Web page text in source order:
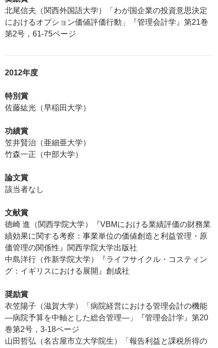
北尾信夫（関西外国語大学）「わが国企業の投資意思決定
におけるオプション価値評価行動」『管理会計学』第21巻
第2号，61-75ページ
2012年度
特別賞
佐藤紘光（早稲田大学）
功績賞
笠井賢治（亜細亜大学）
竹森一正（中部大学）
論文賞
該当者なし
文献賞
徳崎 進（関西学院大学）『VBMにおける業績評価の財務業
績効果に関する考察：事業単位の価値創造と利益管理・原
価管理の関係性』関西学院大学出版社
中島洋行（作新学院大学）『ライフサイクル・コスティン
グ：イギリスにおける展開』創成社
奨励賞
衣笠陽子（滋賀大学）「病院経営における管理会計の機能
―病院予算を中軸とした総合管理―」『管理会計学』第20
巻第2号，3-18ページ
山田哲弘（名古屋市立大学院生）「報告利益と課税所得の